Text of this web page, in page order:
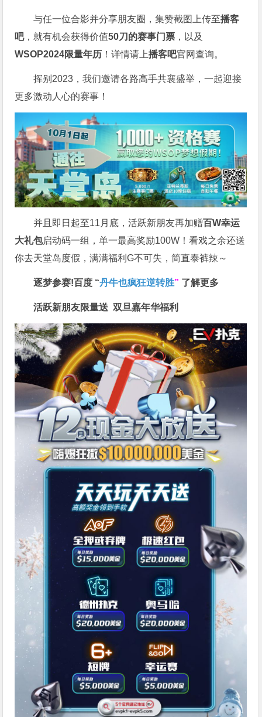
与任一位合影并分享朋友圈，集赞截图上传至播客
吧，就有机会获得价值50刀的赛事门票 ，以及
WSOP2024限量年历 ！详情请上播客吧官网查询。
挥别2023，我们邀请各路高手共襄盛举，一起迎接
更多激动人心的赛事！
并且即日起至11月底，活跃新朋友再加赠百W幸运
大礼包启动码一组，单一最高奖励100W！看戏之余还送
你去天堂岛度假，满满福利G不可失，简直泰裤辣～
逐梦参赛!百度 “丹牛也疯狂逆转胜” 了解更多
活跃新朋友限量送双旦嘉年华福利